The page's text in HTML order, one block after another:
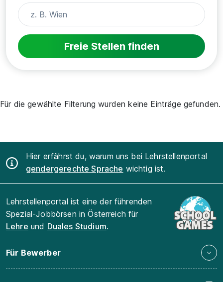
Freie Stellen finden
Für die gewählte Filterung wurden keine Einträge gefunden.
Hier erfährst du, warum uns bei Lehrstellenportal
gendergerechte Sprache wichtig ist.
Lehrstellenportal ist eine der führenden
Spezial-Jobbörsen in Österreich für
Lehre und Duales Studium.
Für Bewerber